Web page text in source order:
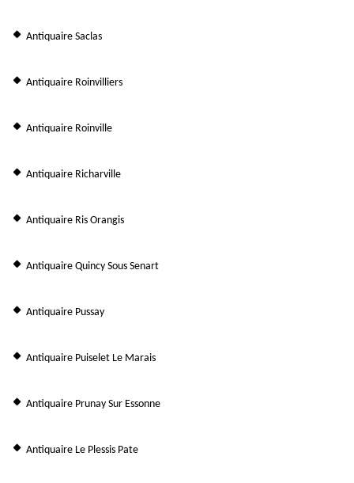
Antiquaire Saclas
Antiquaire Roinvilliers
Antiquaire Roinville
Antiquaire Richarville
Antiquaire Ris Orangis
Antiquaire Quincy Sous Senart
Antiquaire Pussay
Antiquaire Puiselet Le Marais
Antiquaire Prunay Sur Essonne
Antiquaire Le Plessis Pate